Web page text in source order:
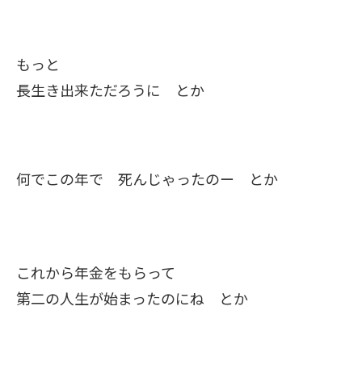
もっと
長生き出来ただろうに とか
何でこの年で 死んじゃったのー とか
これから年金をもらって
第二の人生が始まったのにね とか